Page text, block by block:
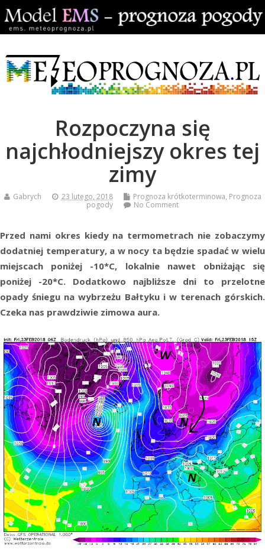
Rozpoczyna się
najchłodniejszy okres tej
zimy
Gabrych 23 lutego, 2018 Prognoza krótkoterminowa, Prognoza
pogody
No Comment
Przed nami okres kiedy na termometrach nie zobaczymy
dodatniej temperatury, a w nocy ta będzie spadać w wielu
miejscach poniżej -10*C, lokalnie nawet obniżając się
poniżej -20*C. Dodatkowo najbliższe dni to przelotne
opady śniegu na wybrzeżu Bałtyku i w terenach górskich.
Czeka nas prawdziwie zimowa aura.